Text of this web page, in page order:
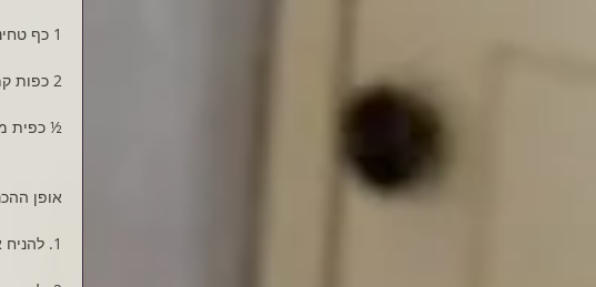
1 כף טחינה גולמית
2 כפות קמח מלא כוסמין / חיטה
½ כפית
אופן
1. להניח את הכרישה החתוכה והשמן במחבת, להדליק את האש ולהזהיב.